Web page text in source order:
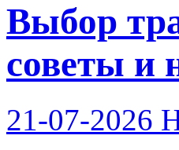
Выбор
советы и
21-07-2026